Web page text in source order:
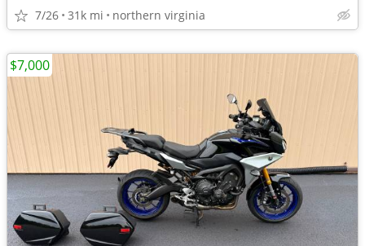
7/26 31k mi northern virginia
$7,000